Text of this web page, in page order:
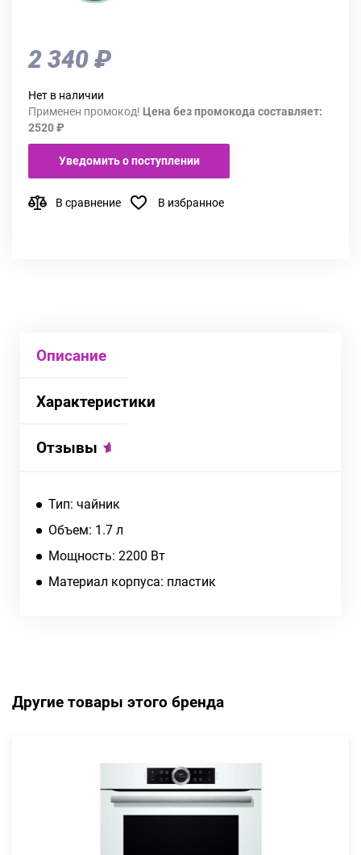
2 340 ₽
Нет в наличии
Применен промокод! Цена без промокода составляет:
2520 ₽
Уведомить о поступлении
В сравнение В избранное
Описание
Характеристики
Отзывы
Тип: чайник
Объем: 1.7 л
Мощность: 2200 Вт
Материал корпуса: пластик
Другие товары этого бренда